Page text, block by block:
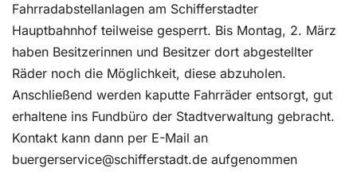
Fahrradabstellanlagen am Schifferstadter
Hauptbahnhof teilweise gesperrt. Bis Montag, 2. März
haben Besitzerinnen und Besitzer dort abgestellter
Räder noch die Möglichkeit, diese abzuholen.
Anschließend werden kaputte Fahrräder entsorgt, gut
erhaltene ins Fundbüro der Stadtverwaltung gebracht.
Kontakt kann dann per E-Mail an
buergerservice@schifferstadt.de aufgenommen